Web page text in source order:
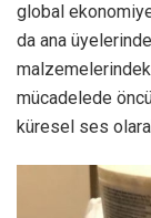
global
da ana
mücadelede
küresel ses